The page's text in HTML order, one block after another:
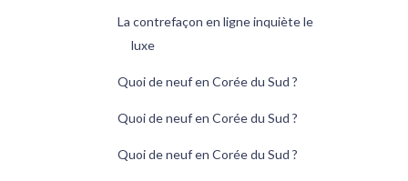
La contrefaçon en ligne inquiète le
luxe
Quoi de neuf en Corée du Sud ?
Quoi de neuf en Corée du Sud ?
Quoi de neuf en Corée du Sud ?